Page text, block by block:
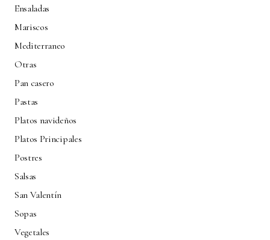
Ensaladas
Mariscos
Mediterraneo
Otras
Pan casero
Pastas
Platos navideños
Platos Principales
Postres
Salsas
San Valentín
Sopas
Vegetales